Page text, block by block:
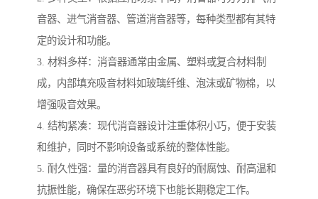
音器、进气消音器、管道消音器等，每种类型都有其特
定的设计和功能。
3. 材料多样：消音器通常由金属、塑料或复合材料制
成，内部填充吸音材料如玻璃纤维、泡沫或矿物棉，以
增强吸音效果。
4. 结构紧凑：现代消音器设计注重体积小巧，便于安装
和维护，同时不影响设备或系统的整体性能。
5. 耐久性强：量的消音器具有良好的耐腐蚀、耐高温和
抗振性能，确保在恶劣环境下也能长期稳定工作。